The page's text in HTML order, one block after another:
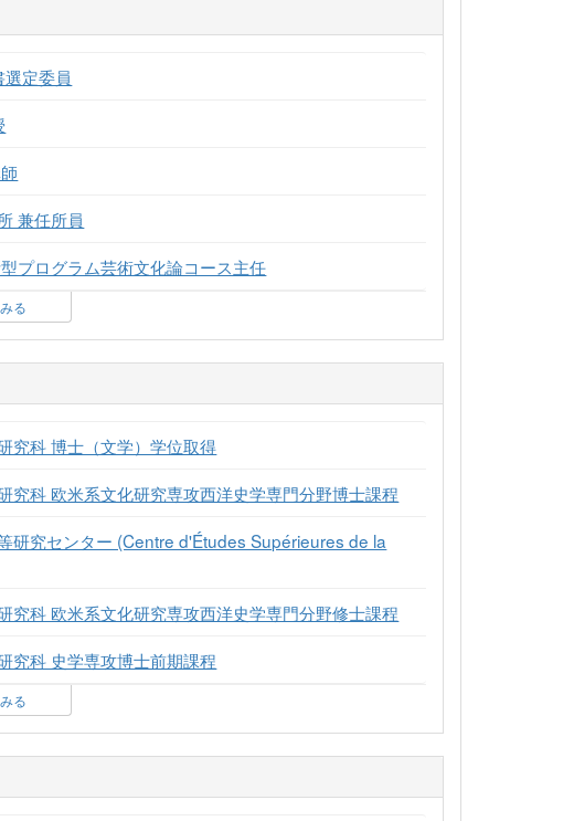
選定委員
兼任所員
プログラム芸術文化論コース主任
る
究科 博士（文学）学位取得
究科 欧米系文化研究専攻西洋史学専門分野博士課程
研究センター (Centre d'Études Supérieures de la
究科 欧米系文化研究専攻西洋史学専門分野修士課程
究科 史学専攻博士前期課程
る